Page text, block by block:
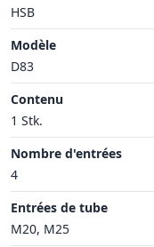
HSB
Modèle
D83
Contenu
1 Stk.
Nombre d'entrées
4
Entrées de tube
M20, M25